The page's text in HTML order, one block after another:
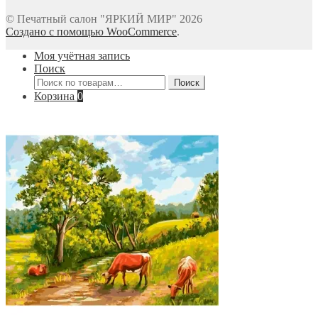
© Печатный салон "ЯРКИЙ МИР" 2026
Создано с помощью WooCommerce.
Моя учётная запись
Поиск
Искать:
Поиск
Корзина 0